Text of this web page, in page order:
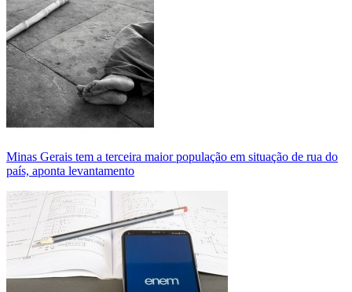
Minas Gerais tem a terceira maior população em situação de rua do
país, aponta levantamento